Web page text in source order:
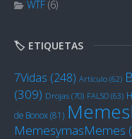
WTF (6)
🏷️ ETIQUETAS
7Vidas (248) Artículo (62)
(309) Drojas (70) FALSO (63)
de Bonox(81)
MemesymasMemes